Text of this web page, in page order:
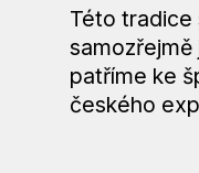
Této tradice
samozřejmě
patříme ke
českého